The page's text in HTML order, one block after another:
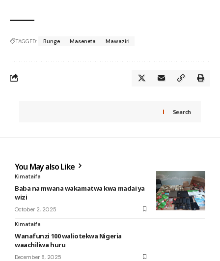
TAGGED: Bunge Maseneta Mawaziri
Search
You May also Like
Kimataifa
Baba na mwana wakamatwa kwa madai ya
wizi
October 2, 2025
Kimataifa
Wanafunzi 100 waliotekwa Nigeria
waachiliwa huru
December 8, 2025